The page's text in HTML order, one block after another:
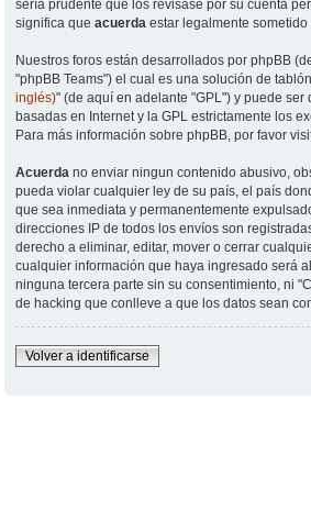
sería prudente que los revisase por su cuenta
significa que acuerdaestar legalmente sometido
Nuestros foros están desarrollados por phpBB
"phpBB Teams") el cual es una solución de
inglés)" (de aquí en adelante "GPL") y puede
basadas en Internet y la GPL estrictamente los
Para más información sobre phpBB, por favor
Acuerdano enviar ningun contenido abusivo,
pueda violar cualquier ley de su país, el país
que sea inmediata y permanentemente
direcciones IP de todos los envíos son
derecho a eliminar, editar, mover o cerrar
cualquier información que haya ingresado será
ninguna tercera parte sin su consentimiento, ni
de hacking que conlleve a que los datos sean
Volver a identificarse